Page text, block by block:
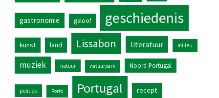
gastronomie geloof geschiedenis
kunst land Lissabon literatuur milieu
muziek natuur natuurpark Noord-Portugal
politiek Porto Portugal recept